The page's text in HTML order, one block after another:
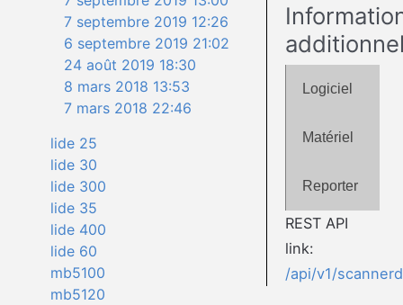
7 septembre 2019 12:26
6 septembre 2019 21:02
24 août 2019 18:30
8 mars 2018 13:53
7 mars 2018 22:46
lide 25
lide 30
lide 300
lide 35
lide 400
lide 60
mb5100
mb5120
Logiciel
Matériel
Reporter
REST API
link:
/api/v1/